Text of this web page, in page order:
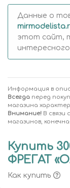
Данные о
этот сайт,
Информация в
Всегда перед
магазина
Внимание! В связи
магазинов,
Купить
ФРЕГАТ
Как купить